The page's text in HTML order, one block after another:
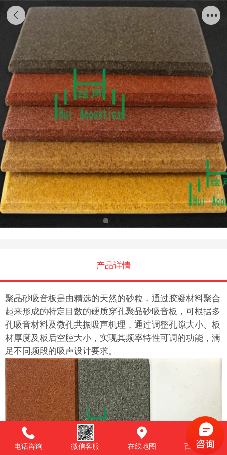
聚晶砂吸音板
产品详情
聚晶砂吸音板是由精选的天然的砂粒，通过胶凝材料聚合
起来形成的特定目数的硬质穿孔聚晶砂吸音板，可根据多
孔吸音材料及微孔共振吸声机理，通过调整孔隙大小、板
材厚度及板后空腔大小，实现其频率特性可调的功能，满
足不同频段的吸声设计要求。
电话咨询 微信客服 在线地图 百度商桥